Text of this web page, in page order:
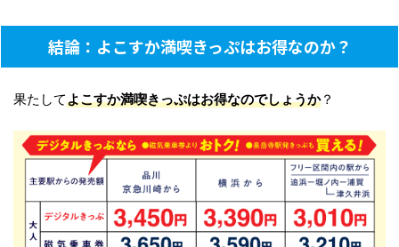
結論：よこすか満喫きっぷはお得なのか？
果たしてよこすか満喫きっぷはお得なのでしょうか？